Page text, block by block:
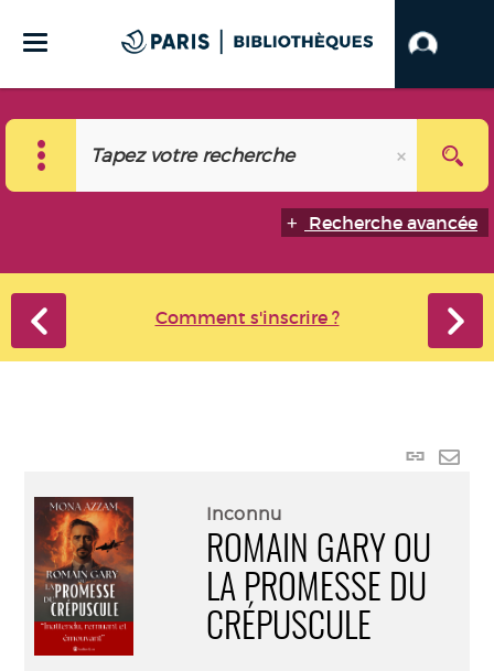
Recherche avancée
Comment s'inscrire ?
Lien
Inconnu
ROMAIN GARY OU
LA PROMESSE DU
CRÉPUSCULE